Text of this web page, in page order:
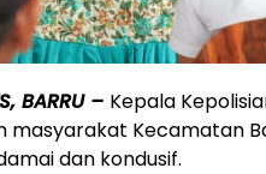
BARRU – Kepala
masyarakat Kecamatan
dan kondusif.